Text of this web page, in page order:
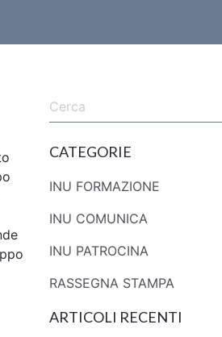
CATEGORIE
INU FORMAZIONE
INU COMUNICA
INU PATROCINA
RASSEGNA STAMPA
ARTICOLI RECENTI